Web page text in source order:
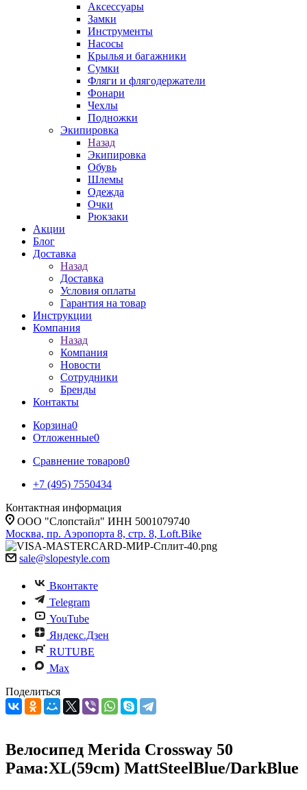
Аксессуары
Замки
Инструменты
Насосы
Крылья и багажники
Сумки
Фляги и флягодержатели
Фонари
Чехлы
Подножки
Экипировка
Назад
Экипировка
Обувь
Шлемы
Одежда
Очки
Рюкзаки
Акции
Блог
Доставка
Назад
Доставка
Условия оплаты
Гарантия на товар
Инструкции
Компания
Назад
Компания
Новости
Сотрудники
Бренды
Контакты
Корзина0
Отложенные0
Сравнение товаров0
+7 (495) 7550434
Контактная информация
ООО "Слопстайл" ИНН 5001079740
Москва, пр. Аэропорта 8, стр. 8, Loft.Bike
sale@slopestyle.com
Вконтакте
Telegram
YouTube
Яндекс.Дзен
RUTUBE
Max
Поделиться
Велосипед Merida Crossway 50
Рама:XL(59cm) MattSteelBlue/DarkBlue